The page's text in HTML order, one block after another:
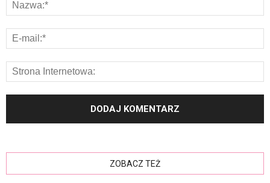
ZOBACZ TEŻ